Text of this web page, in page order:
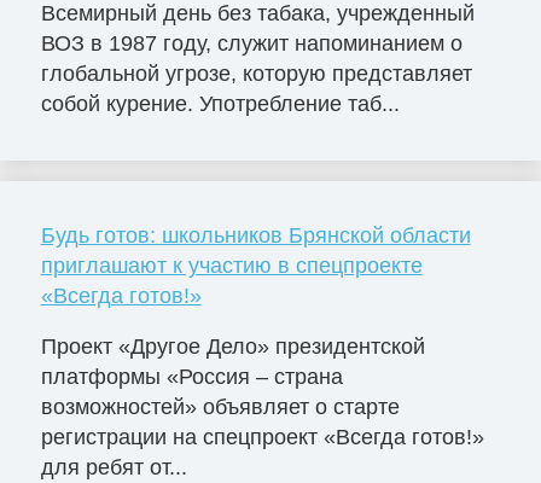
Всемирный день без табака, учрежденный
ВОЗ в 1987 году, служит напоминанием о
глобальной угрозе, которую представляет
собой курение. Употребление таб...
Будь готов: школьников Брянской области
приглашают к участию в спецпроекте
«Всегда готов!»
Проект «Другое Дело» президентской
платформы «Россия – страна
возможностей» объявляет о старте
регистрации на спецпроект «Всегда готов!»
для ребят от...